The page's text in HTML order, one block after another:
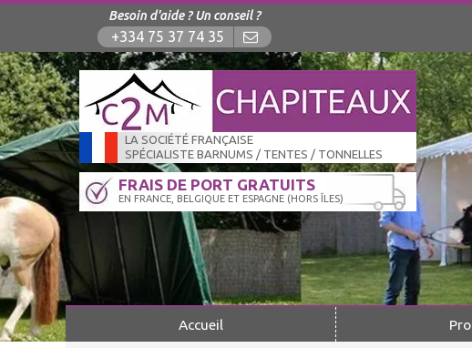
Besoin d'aide ? Un conseil ?
+334 75 37 74 35
LA SOCIÉTÉ FRANÇAISE
SPÉCIALISTE BARNUMS / TENTES / TONNELLES
FRAIS DE PORT GRATUITS
EN FRANCE, BELGIQUE ET ESPAGNE (HORS ÎLES)
Accueil